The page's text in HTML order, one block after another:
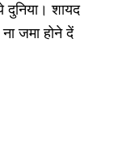
दुनिया। शायद
जमा होने दें